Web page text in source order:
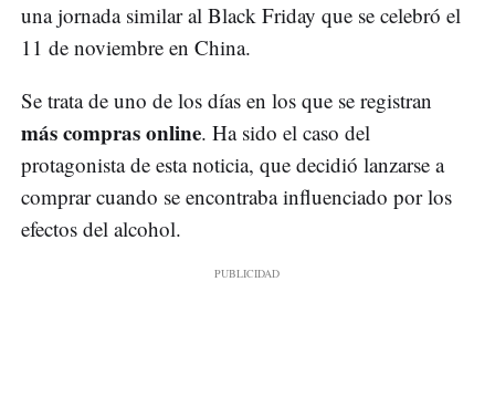
una jornada similar al Black Friday que se celebró el
11 de noviembre en China.
Se trata de uno de los días en los que se registran
más compras online. Ha sido el caso del
protagonista de esta noticia, que decidió lanzarse a
comprar cuando se encontraba influenciado por los
efectos del alcohol.